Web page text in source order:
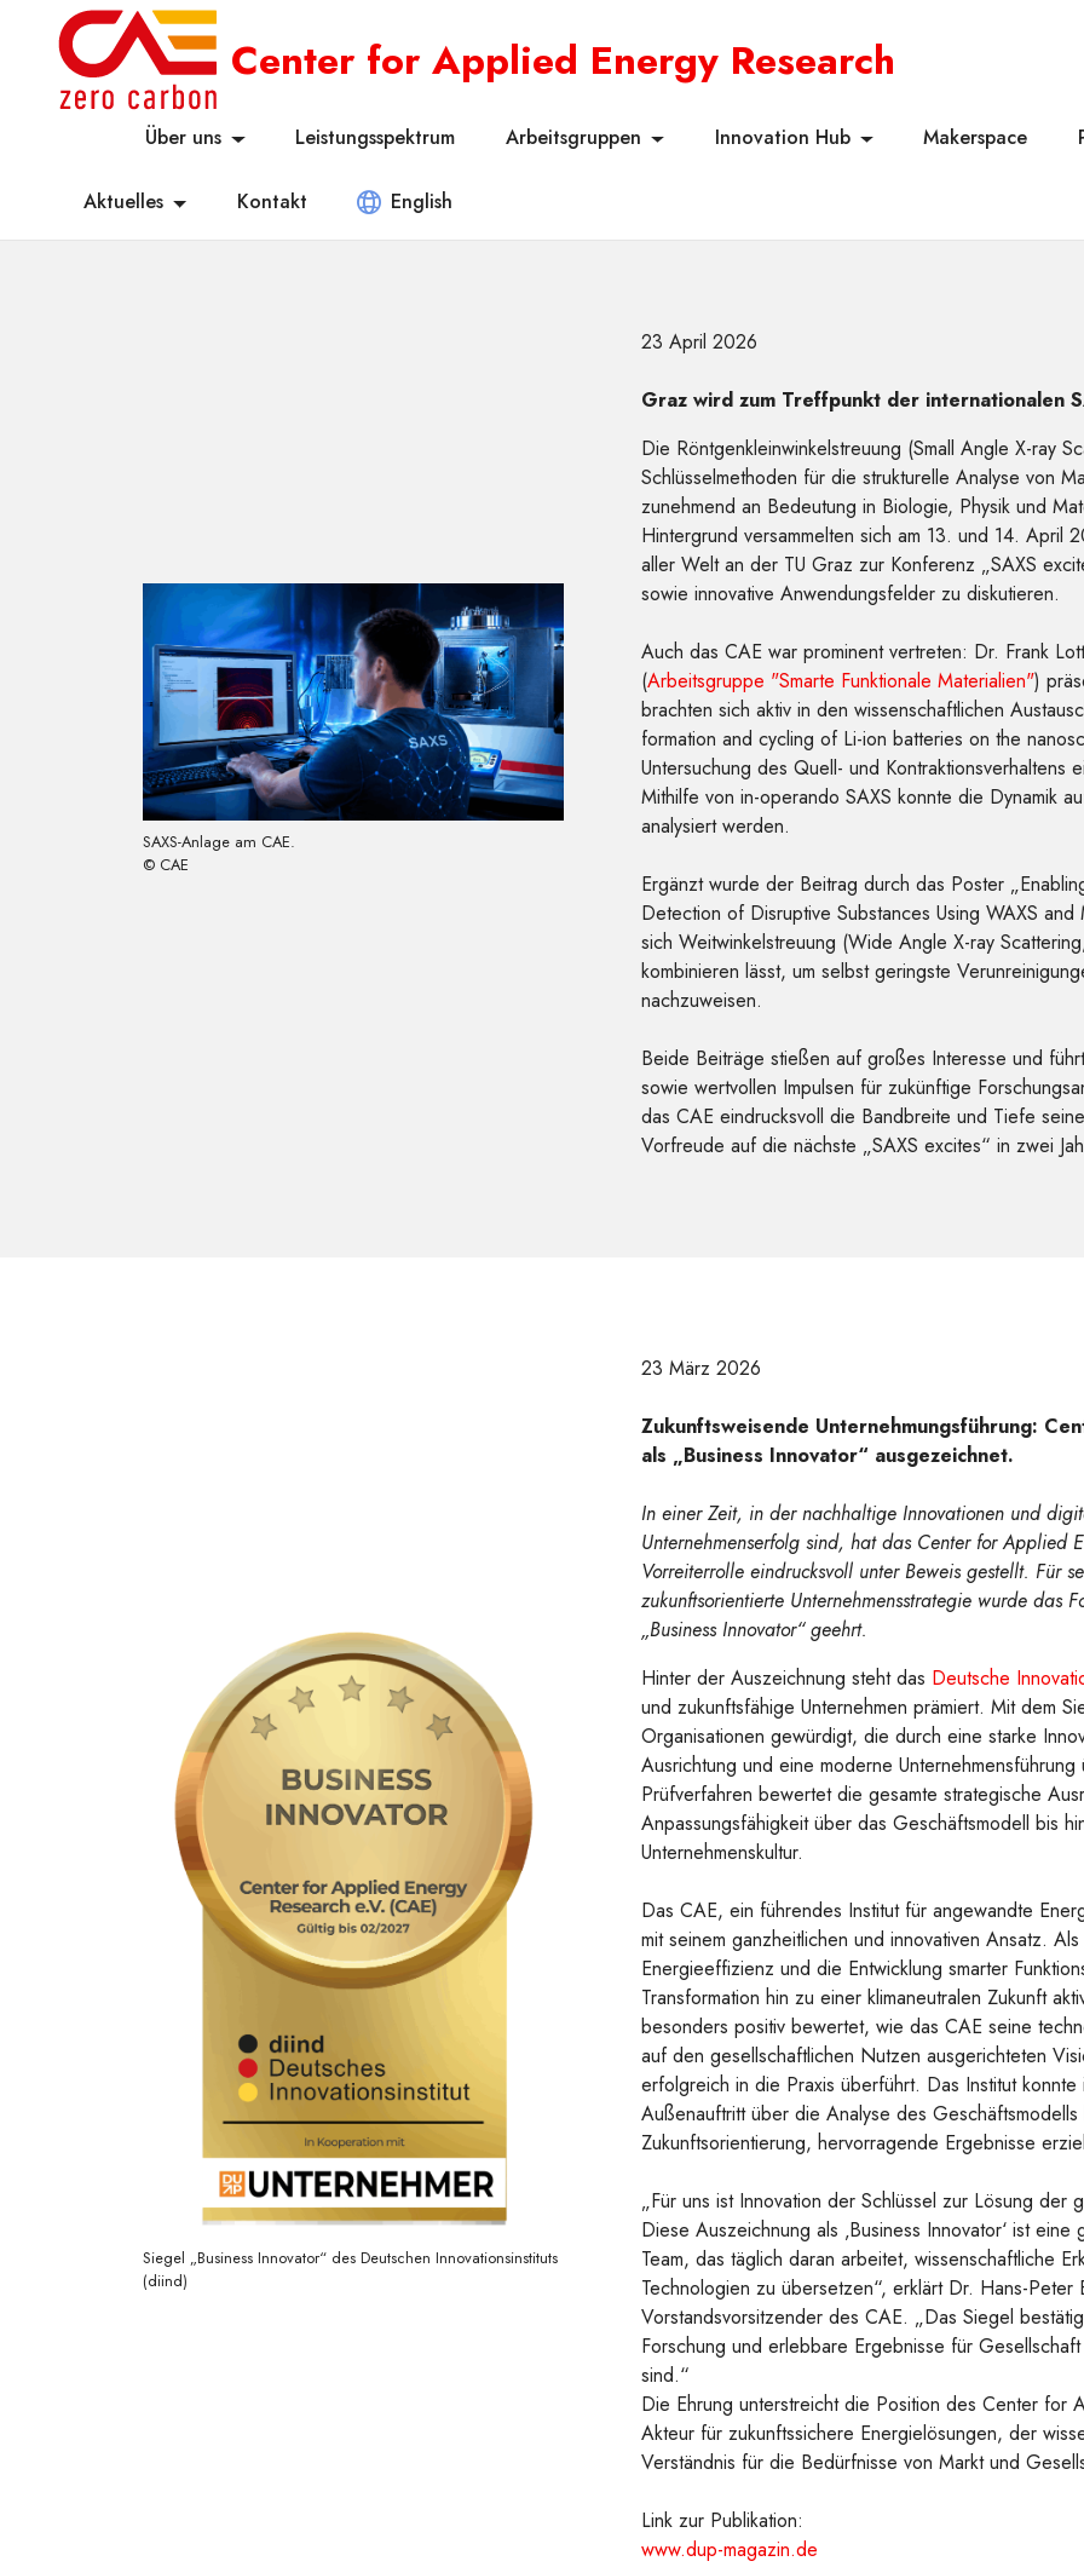
Center for Applied Energy Research
Über uns Leistungsspektrum Arbeitsgruppen Innovation Hub Makerspace
Aktuelles Kontakt English
SAXS-Anlage am CAE.
© CAE
23 April 2026
Graz wird zum Treffpunkt der internationalen
Die Röntgenkleinwinkelstreuung (Small Angle X-ray
Schlüsselmethoden für die strukturelle Analyse von
zunehmend an Bedeutung in Biologie, Physik und
Hintergrund versammelten sich am 13. und 14. April
aller Welt an der TU Graz zur Konferenz „SAXS
sowie innovative Anwendungsfelder zu diskutieren.
Auch das CAE war prominent vertreten: Dr. Frank
(Arbeitsgruppe "Smarte Funktionale Materialien")
brachten sich aktiv in den wissenschaftlichen
formation and cycling of Li-ion batteries on the
Untersuchung des Quell- und Kontraktionsverhaltens
Mithilfe von in-operando SAXS konnte die Dynamik
analysiert werden.
Ergänzt wurde der Beitrag durch das Poster
Detection of Disruptive Substances Using WAXS
sich Weitwinkelstreuung (Wide Angle X-ray
kombinieren lässt, um selbst geringste
nachzuweisen.
Beide Beiträge stießen auf großes Interesse und
sowie wertvollen Impulsen für zukünftige
das CAE eindrucksvoll die Bandbreite und Tiefe
Vorfreude auf die nächste „SAXS excites“ in zwei
Siegel „Business Innovator“ des Deutschen Innovationsinstituts
(diind)
23 März 2026
Zukunftsweisende Unternehmungsführung:
als „Business Innovator“ ausgezeichnet.
In einer Zeit, in der nachhaltige Innovationen und
Unternehmenserfolg sind, hat das Center for Applied
Vorreiterrolle eindrucksvoll unter Beweis gestellt. Für
zukunftsorientierte Unternehmensstrategie wurde das
„Business Innovator“ geehrt.
Hinter der Auszeichnung steht das Deutsche
und zukunftsfähige Unternehmen prämiert. Mit dem
Organisationen gewürdigt, die durch eine starke
Ausrichtung und eine moderne
Prüfverfahren bewertet die gesamte strategische
Anpassungsfähigkeit über das Geschäftsmodell bis
Unternehmenskultur.
Das CAE, ein führendes Institut für angewandte
mit seinem ganzheitlichen und innovativen Ansatz.
Energieeffizienz und die Entwicklung smarter
Transformation hin zu einer klimaneutralen Zukunft
besonders positiv bewertet, wie das CAE seine
auf den gesellschaftlichen Nutzen ausgerichteten
erfolgreich in die Praxis überführt. Das Institut
Außenauftritt über die Analyse des
Zukunftsorientierung, hervorragende Ergebnisse
„Für uns ist Innovation der Schlüssel zur Lösung
Diese Auszeichnung als ‚Business Innovator‘ ist
Team, das täglich daran arbeitet, wissenschaftliche
Technologien zu übersetzen“, erklärt Dr. Hans-
Vorstandsvorsitzender des CAE. „Das Siegel
Forschung und erlebbare Ergebnisse für
sind.“
Die Ehrung unterstreicht die Position des Center for
Akteur für zukunftssichere Energielösungen, der
Verständnis für die Bedürfnisse von Markt und
Link zur Publikation:
www.dup-magazin.de